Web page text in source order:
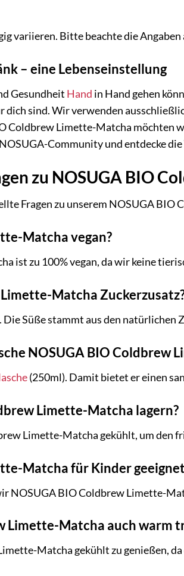
variieren. Bitte beachte die
– eine Lebenseinstellung
Gesundheit Hand in Hand gehen
dich sind. Wir verwenden
Limette-Matcha möchten
Community und entdecke
zu NOSUGA BIO
Fragen zu unserem NOSUGA BIO
Matcha vegan?
ist zu 100% vegan, da wir keine
Matcha
Süße stammt aus den natürlichen
NOSUGA BIO Coldbrew
(250ml). Damit bietet er einen
Limette-Matcha lagern?
Limette-Matcha gekühlt, um den
Matcha für Kinder
NOSUGA BIO Coldbrew Limette-
Limette-Matcha auch warm
Matcha gekühlt zu genießen,